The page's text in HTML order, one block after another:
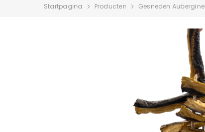
Startpagina Producten Gesneden Aubergine